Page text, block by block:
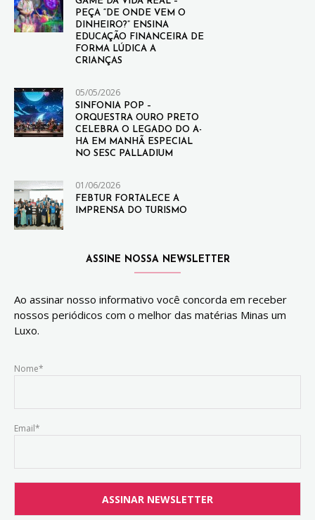
PEÇA “DE ONDE VEM O
DINHEIRO?” ENSINA
EDUCAÇÃO FINANCEIRA DE
FORMA LÚDICA A
CRIANÇAS
05/05/2026
SINFONIA POP –
ORQUESTRA OURO PRETO
CELEBRA O LEGADO DO A-
HA EM MANHÃ ESPECIAL
NO SESC PALLADIUM
01/06/2026
FEBTUR FORTALECE A
IMPRENSA DO TURISMO
ASSINE NOSSA NEWSLETTER
Ao assinar nosso informativo você concorda em receber
nossos periódicos com o melhor das matérias Minas um
Luxo.
Nome*
Email*